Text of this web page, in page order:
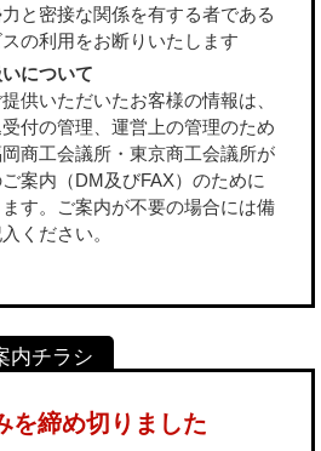
と密接な関係を有する者である
の利用をお断りいたします
について
供いただいたお客様の情報は、
付の管理、運営上の管理のため
商工会議所・東京商工会議所が
案内（DM及びFAX）のために
す。ご案内が不要の場合には備
ください。
を締め切りました